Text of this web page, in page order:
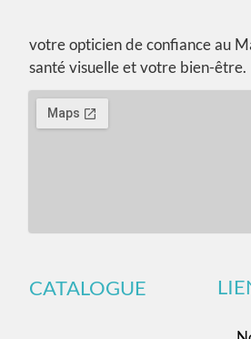
votre opticien de confiance au
santé visuelle et votre bien-être.
CATALOGUE